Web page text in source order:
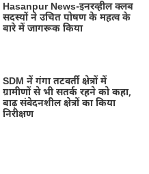
Hasanpur News-इनरव्हील क्लब
सदस्यों ने उचित पोषण के महत्व के
बारे में जागरूक किया
SDM नें गंगा तटवर्ती क्षेत्रों में
ग्रामीणों से भी सतर्क रहने को कहा,
बाढ़ संवेदनशील क्षेत्रों का किया
निरीक्षण